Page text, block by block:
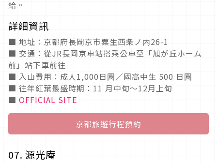
給。
詳細資訊
■ 地址：京都府長岡京市粟生西条ノ内26-1
■ 交通：從JR長岡京車站搭乘公車至「旭が丘ホーム
前」站下車前往
■ 入山費用：成人1,000日圓／國高中生 500 日圓
■ 往年紅葉最盛時期：11 月中旬～12月上旬
■ OFFICIAL SITE
京都旅遊行程預約
07. 源光庵